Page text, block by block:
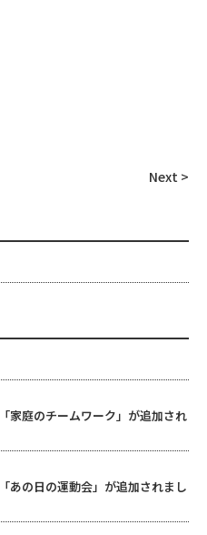
Next >
家庭のチームワーク」が追加され
あの日の運動会」が追加されまし